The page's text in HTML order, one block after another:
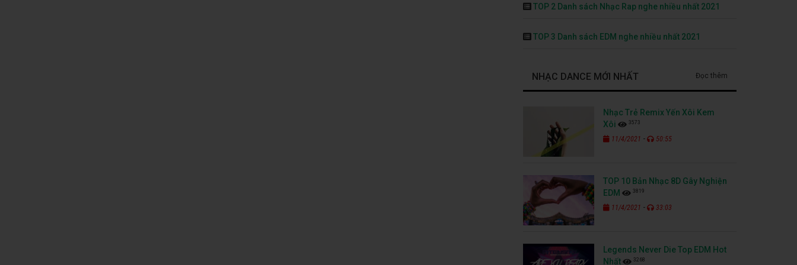
TOP 2 Danh sách Nhạc Rap nghe nhiều nhất 2021
TOP 3 Danh sách EDM nghe nhiều nhất 2021
NHẠC DANCE MỚI NHẤT Đọc thêm
Nhạc Trẻ Remix Yến Xôi Kem
Xôi
3573
11/4/2021 - 50:55
TOP 10 Bản Nhạc 8D Gây Nghiện
EDM
3819
11/4/2021 - 33:03
Legends Never Die Top EDM Hot
Nhất
3268